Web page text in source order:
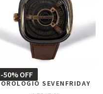
-50% OFF
OROLOGIO SEVENFRIDAY